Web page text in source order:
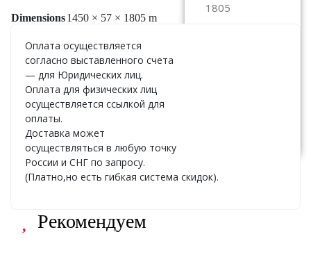
1805
Dimensions1450 × 57 × 1805 m
Оплата осуществляется
согласно выставленного счета
— для Юридических лиц.
Оплата для физических лиц
осуществляется ссылкой для
оплаты.
Доставка может
осуществляться в любую точку
России и СНГ по запросу.
(Платно,но есть гибкая система скидок).
Рекомендуем